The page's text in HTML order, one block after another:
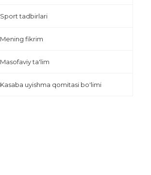
Sport tadbirlari
Mening fikrim
Masofaviy ta'lim
Kasaba uyishma qomitasi bo'limi